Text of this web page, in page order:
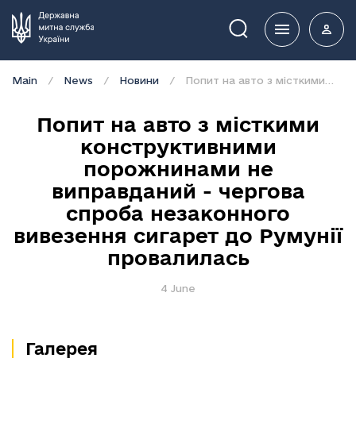
Пошук
Main News Новини
Попит на авто з місткими
конструктивними
порожнинами не
виправданий - чергова
спроба незаконного
вивезення сигарет до Румунії
провалилась
4 June
Галерея